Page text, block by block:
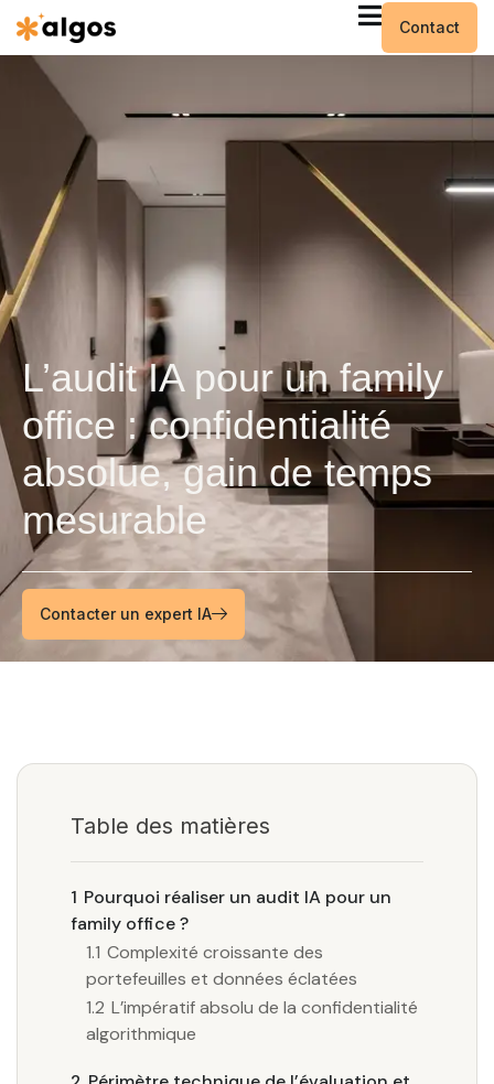
Contact
L’audit IA pour un family
office : confidentialité
absolue, gain de temps
mesurable
Contacter un expert IA
Table des matières
1 Pourquoi réaliser un audit IA pour un
family office ?
1.1 Complexité croissante des
portefeuilles et données éclatées
1.2 L’impératif absolu de la confidentialité
algorithmique